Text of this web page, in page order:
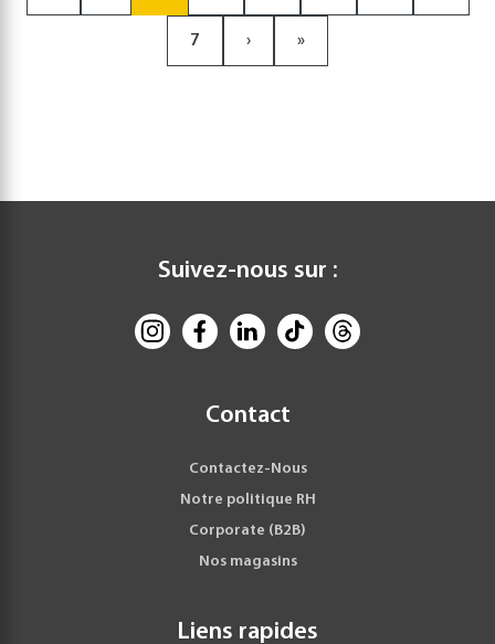
7 › »
Suivez-nous sur :
Contact
Contactez-Nous
Notre politique RH
Corporate (B2B)
Nos magasins
Liens rapides